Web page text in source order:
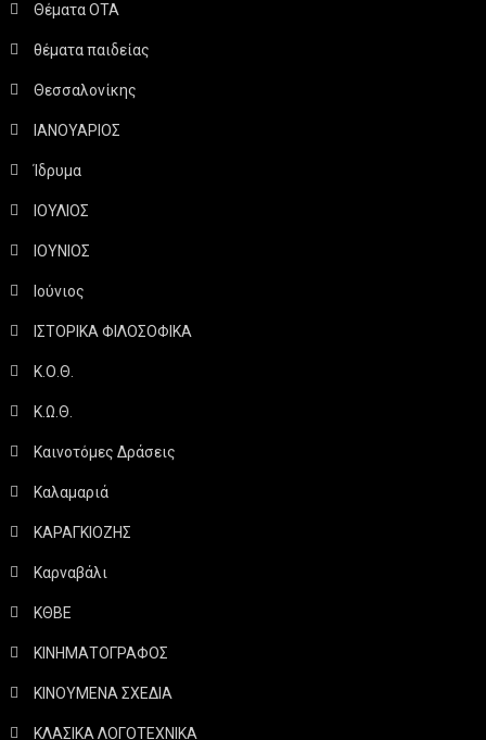
Θέματα ΟΤΑ
θέματα παιδείας
Θεσσαλονίκης
ΙΑΝΟΥΑΡΙΟΣ
Ίδρυμα
ΙΟΥΛΙΟΣ
ΙΟΥΝΙΟΣ
Ιούνιος
ΙΣΤΟΡΙΚΑ ΦΙΛΟΣΟΦΙΚΑ
Κ.Ο.Θ.
Κ.Ω.Θ.
Καινοτόμες Δράσεις
Καλαμαριά
ΚΑΡΑΓΚΙΟΖΗΣ
Καρναβάλι
ΚΘΒΕ
ΚΙΝΗΜΑΤΟΓΡΑΦΟΣ
ΚΙΝΟΥΜΕΝΑ ΣΧΕΔΙΑ
ΚΛΑΣΙΚΑ ΛΟΓΟΤΕΧΝΙΚΑ